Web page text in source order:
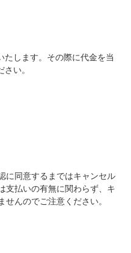
たします。その際に代金を当
い。
に同意するまではキャンセル
支払いの有無に関わらず、キ
んのでご注意ください。